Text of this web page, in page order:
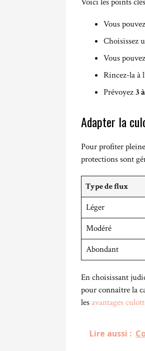
Vous
Choisissez
Vous
Rincez-la à
Prévoyez3
Adapter la
Pour profiter
protections sont
Type de flux
Léger
Modéré
Abondant
En choisissant
pour connaître la
lesavantages
Lire aussi :